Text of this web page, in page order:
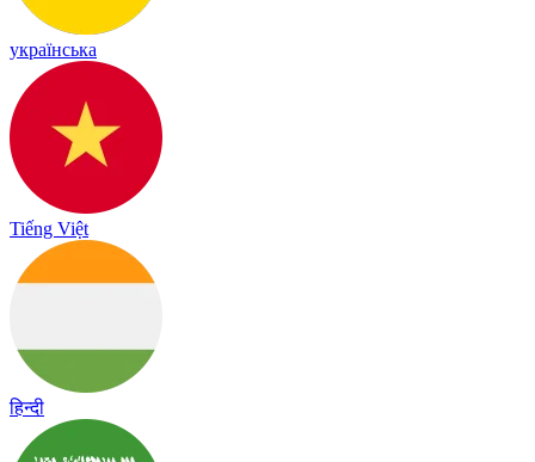
українська
Tiếng Việt
हिन्दी